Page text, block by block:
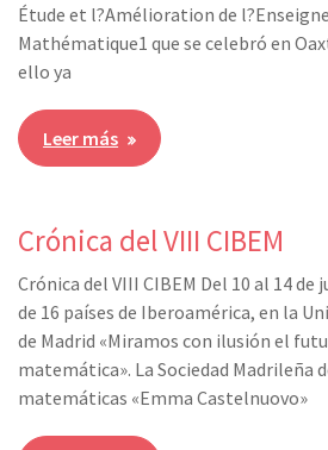
Étude et l?Amélioration de
Mathématique1 que se celebró en
ello ya
Leer más
Crónica del VIII CIBEM
Crónica del VIII CIBEM Del 10 al 14 de
de 16 países de Iberoamérica, en la
de Madrid «Miramos con ilusión el
matemática». La Sociedad Madrileña
matemáticas «Emma Castelnuovo»